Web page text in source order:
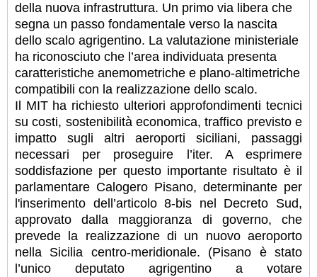
della nuova infrastruttura. Un primo via libera che
segna un passo fondamentale verso la nascita
dello scalo agrigentino. La valutazione ministeriale
ha riconosciuto che l’area individuata presenta
caratteristiche anemometriche e plano-altimetriche
compatibili con la realizzazione dello scalo.
Il MIT ha richiesto ulteriori approfondimenti tecnici
su costi, sostenibilità economica, traffico previsto e
impatto sugli altri aeroporti siciliani, passaggi
necessari per proseguire l’iter. A esprimere
soddisfazione per questo importante risultato è il
parlamentare Calogero Pisano, determinante per
l'inserimento dell’articolo 8-bis nel Decreto Sud,
approvato dalla maggioranza di governo, che
prevede la realizzazione di un nuovo aeroporto
nella Sicilia centro-meridionale. (Pisano è stato
l’unico deputato agrigentino a votare